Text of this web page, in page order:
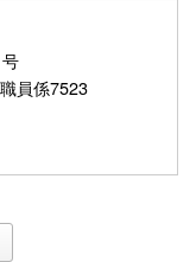
員係7523